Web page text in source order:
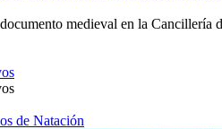
medieval en la Cancillería
de Natación